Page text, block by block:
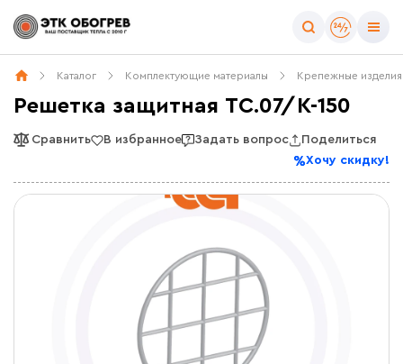
Каталог Комплектующие материалы Крепежные изделия
Решетка защитная ТС.07/К-150
Сравнить В избранное Задать вопрос
Поделиться
Хочу скидку!